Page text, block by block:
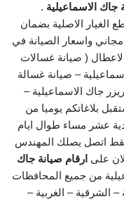
جاك الاسماعيلية .
الغيار الاصلية بضمان
واسعار الصيانة في
( صيانة غسالات
– صيانة غسالة
جاك الاسماعيلية –
بلاغاتكم يوميا من
عشر مساء طوال ايام
فقط اتصل يصلك المهندس
ارقام صيانة جاك
من جميع المحافظات
– الشرقية – الغربية –